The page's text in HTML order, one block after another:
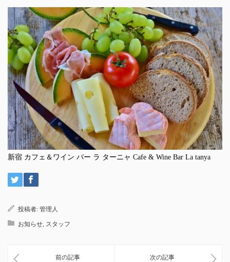
新宿 カフェ＆ワイン バー ラ ターニャ Cafe & Wine Bar La tanya
投稿者: 管理人
お知らせ, スタッフ
前の記事 次の記事